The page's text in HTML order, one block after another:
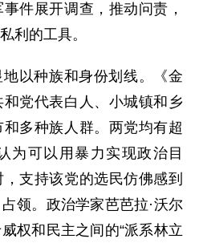
件展开调查，推动问责，
利的工具。
以种族和身份划线。《金
党代表白人、小城镇和乡
多种族人群。两党均有超
为可以用暴力实现政治目
支持该党的选民仿佛感到
领。政治学家芭芭拉·沃尔
权和民主之间的“派系林立